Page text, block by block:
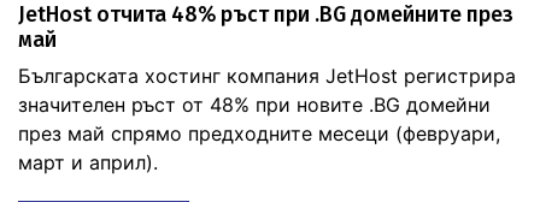
JetHost отчита 48% ръст при .BG домейните през
май
Българската хостинг компания JetHost регистрира
значителен ръст от 48% при новите .BG домейни
през май спрямо предходните месеци (февруари,
март и април).